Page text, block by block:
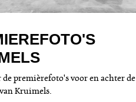
premièrefoto's voor en achter de
Kruimels.